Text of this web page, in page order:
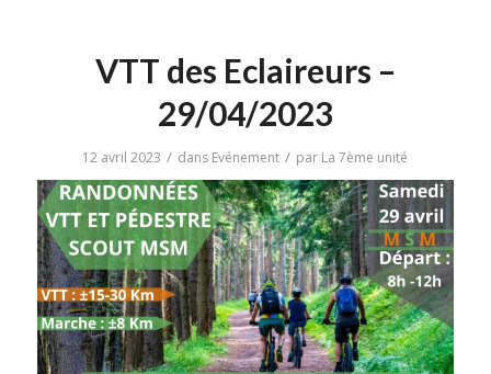
VTT des Eclaireurs –
29/04/2023
12 avril 2023 / dans Evénement / par La 7ème unité